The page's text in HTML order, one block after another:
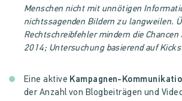
Menschen nicht mit unnötigen
nichtssagenden Bildern zu langweilen.
Rechtschreibfehler mindern die
2014; Untersuchung basierend auf
Eine aktive Kampagnen-
der Anzahl von Blogbeiträgen und